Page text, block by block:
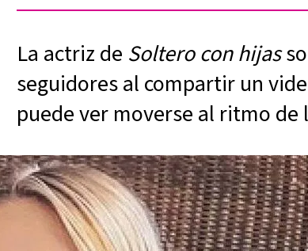
La actriz de Soltero con hijas
seguidores al compartir un
puede ver moverse al ritmo de